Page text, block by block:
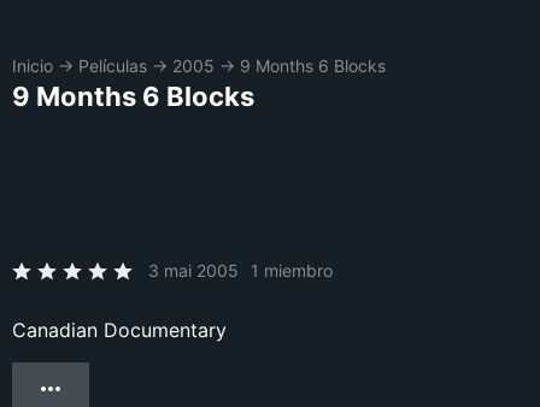
Inicio → Películas → 2005 → 9 Months 6 Blocks
9 Months 6 Blocks
3 mai 2005 1 miembro
Canadian Documentary